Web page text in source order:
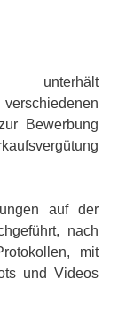
unterhält
Bewerbung
auf der
nach
mit
und Videos